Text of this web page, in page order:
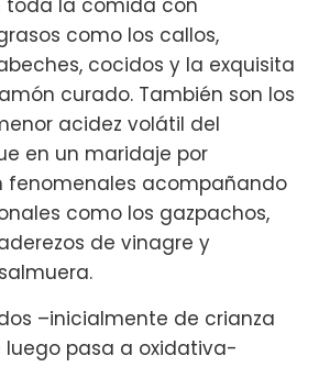
toda la comida con
como los callos,
cocidos y la exquisita
curado. También son los
acidez volátil del
en un maridaje por
fenomenales acompañando
como los gazpachos,
de vinagre y
–inicialmente de crianza
luego pasa a oxidativa-